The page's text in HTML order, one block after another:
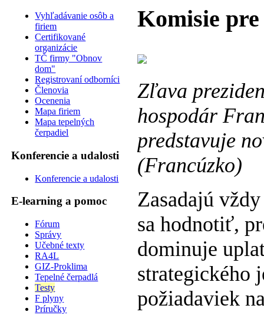
Vyhľadávanie osôb a
firiem
Certifikované
organizácie
TČ firmy "Obnov
dom"
Registrovaní odborníci
Členovia
Ocenenia
Mapa firiem
Mapa tepelných
čerpadiel
Konferencie a udalosti
Konferencie a udalosti
E-learning a pomoc
Fórum
Správy
Učebné texty
RA4L
GIZ-Proklima
Tepelné čerpadlá
Testy
F plyny
Príručky
Komisie
Zľava
hospodár
predstavuje
(Francúzko)
Zasadajú
sa hodnotiť,
dominuje
strategického
požiadaviek